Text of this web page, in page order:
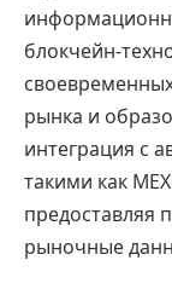
блокчейн-
рынка и
интеграция с
такими как
предоставляя
рыночные